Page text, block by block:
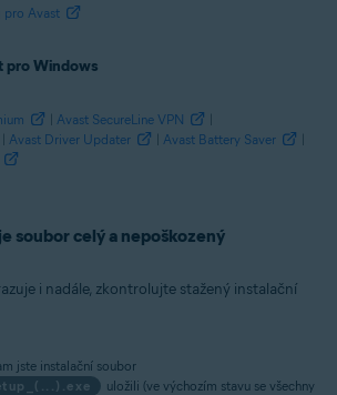
– Service Pack 1 s aktualizací Convenient Rollup
pro Avast
pro Windows
Avast SecureLine VPN
Avast Driver Updater Avast Battery Saver
soubor celý a nepoškozený
i nadále, zkontrolujte stažený instalační
jste instalační soubor
uložili (ve výchozím stavu se všechny